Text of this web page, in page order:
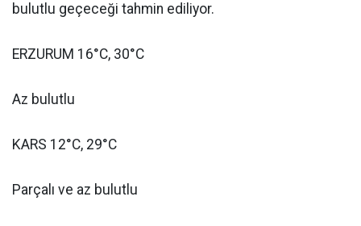
bulutlu geçeceği tahmin ediliyor.
ERZURUM 16°C, 30°C
Az bulutlu
KARS 12°C, 29°C
Parçalı ve az bulutlu